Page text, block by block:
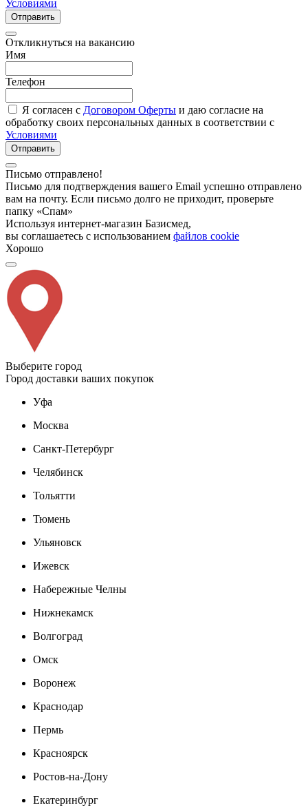
Условиями
Отправить
Откликнуться на вакансию
Имя
Телефон
Я согласен с Договором Оферты и даю согласие на
обработку своих персональных данных в соответствии с
Условиями
Отправить
Письмо отправлено!
Письмо для подтверждения вашего Email успешно отправлено
вам на почту. Если письмо долго не приходит, проверьте
папку «Спам»
Используя интернет-магазин Базисмед,
вы соглашаетесь с использованием файлов cookie
Хорошо
Выберите город
Город доставки ваших покупок
Уфа
Москва
Санкт-Петербург
Челябинск
Тольятти
Тюмень
Ульяновск
Ижевск
Набережные Челны
Нижнекамск
Волгоград
Омск
Воронеж
Краснодар
Пермь
Красноярск
Ростов-на-Дону
Екатеринбург